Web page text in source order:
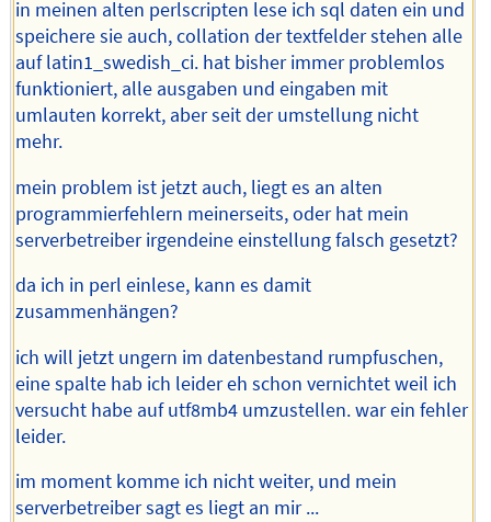
in meinen alten perlscripten lese ich sql daten ein und
speichere sie auch, collation der textfelder stehen alle
auf latin1_swedish_ci. hat bisher immer problemlos
funktioniert, alle ausgaben und eingaben mit
umlauten korrekt, aber seit der umstellung nicht
mehr.
mein problem ist jetzt auch, liegt es an alten
programmierfehlern meinerseits, oder hat mein
serverbetreiber irgendeine einstellung falsch gesetzt?
da ich in perl einlese, kann es damit
zusammenhängen?
ich will jetzt ungern im datenbestand rumpfuschen,
eine spalte hab ich leider eh schon vernichtet weil ich
versucht habe auf utf8mb4 umzustellen. war ein fehler
leider.
im moment komme ich nicht weiter, und mein
serverbetreiber sagt es liegt an mir ...